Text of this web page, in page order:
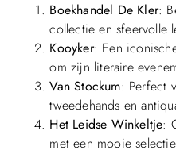
Boekhandel De Kler:
collectie en sfeervolle
Kooyker: Een
om zijn literaire
Van Stockum: Perfect
tweedehands en
Het Leidse Winkeltje:
met een mooie